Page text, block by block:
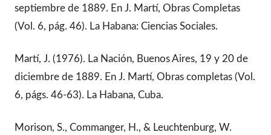
septiembre de 1889. En J. Martí, Obras Completas
(Vol. 6, pág. 46). La Habana: Ciencias Sociales.
Martí, J. (1976). La Nación, Buenos Aires, 19 y 20 de
diciembre de 1889. En J. Martí, Obras completas (Vol.
6, págs. 46-63). La Habana, Cuba.
Morison, S., Commanger, H., & Leuchtenburg, W.